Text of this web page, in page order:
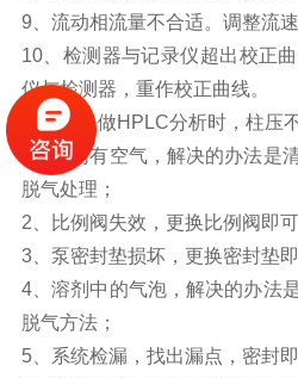
9
流动相流量不合适。调整流速
10、 检测器与记录仪超出校正
仪与检测器，重作校正曲线。
怎样解决做HPLC分析时，柱压
1、泵内有空气，解决的办法是
脱气处理；
2
比例阀失效，更换比例阀即可
3、 泵密封垫损坏，更换密封垫即
4、溶剂中的气泡，解决的办法
脱气方法；
5、 系统检漏，找出漏点，密封即